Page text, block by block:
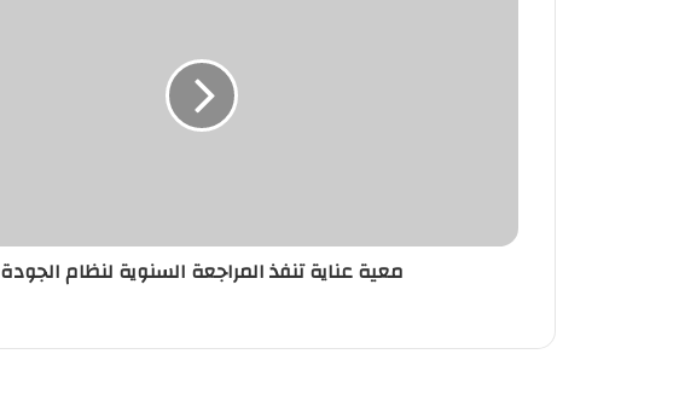
معية عناية تنفذ المراجعة السنوية لنظام الجودة